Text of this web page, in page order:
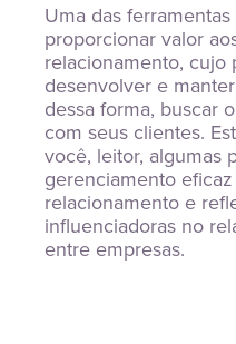
Uma das
proporcionar valor
relacionamento,
desenvolver e
dessa forma, buscar
com seus clientes.
você, leitor, algumas
gerenciamento
relacionamento e
influenciadoras no
entre empresas.